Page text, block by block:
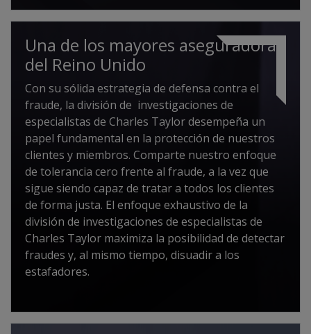
Una de los mayores aseguradoras
del Reino Unido
Con su sólida estrategia de defensa contra el
fraude, la división de investigaciones de
especialistas de Charles Taylor desempeña un
papel fundamental en la protección de nuestros
clientes y miembros. Comparte nuestro enfoque
de tolerancia cero frente al fraude, a la vez que
sigue siendo capaz de tratar a todos los clientes
de forma justa. El enfoque exhaustivo de la
división de investigaciones de especialistas de
Charles Taylor maximiza la posibilidad de detectar
fraudes y, al mismo tiempo, disuadir a los
estafadores.